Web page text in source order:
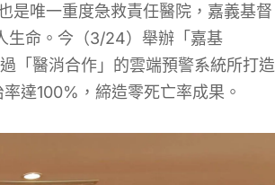
是唯一重度急救責任醫院，嘉義基督
生命。今（3/24）舉辦 「嘉基
「醫消合作」的雲端預警系統所打造
達100%，締造零死亡率成果。